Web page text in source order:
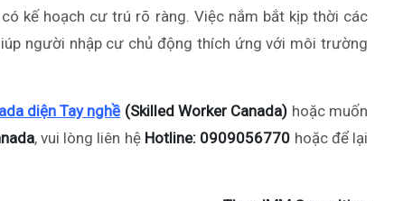
kế hoạch cư trú rõ ràng. Việc nắm bắt kịp thời các
người nhập cư chủ động thích ứng với môi trường
diện Tay nghề (Skilled Worker Canada) hoặc muốn
, vui lòng liên hệ Hotline: 0909056770 hoặc để lại